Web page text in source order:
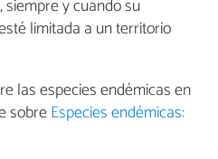
y cuando su
limitada a un territorio
las especies endémicas en
sobreEspecies endémicas: